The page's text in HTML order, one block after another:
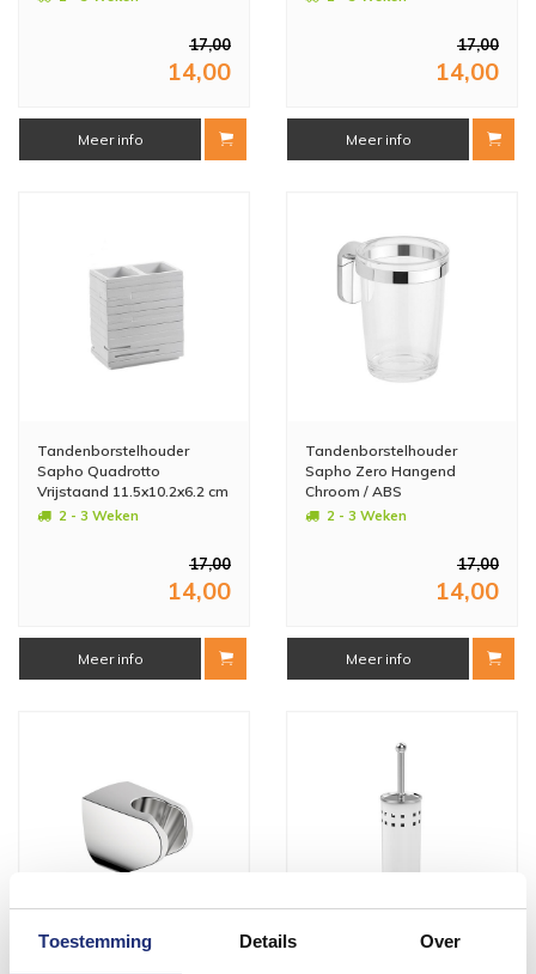
Toestemming Details Over
17,00
14,00
Meer info
17,00
14,00
Meer info
Tandenborstelhouder
Sapho Quadrotto
Vrijstaand 11.5x10.2x6.2 cm
Polyresin Wit
2 - 3 Weken
17,00
14,00
Meer info
Tandenborstelhouder
Sapho Zero Hangend
Chroom / ABS
2 - 3 Weken
17,00
14,00
Meer info